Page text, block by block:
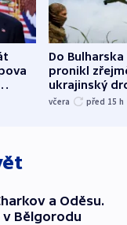
Do Bulharska
pronikl
ukrajinský
explodoval
včera před 15 h
a Oděsu.
v Bělgorodu